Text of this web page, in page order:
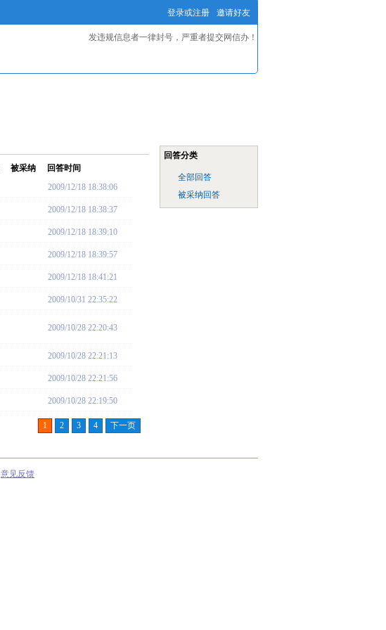
登录或注册 邀请好友
发违规信息者一律封号，严重者提交网信办！
被采纳 回答时间
2009/12/18 18:38:06
2009/12/18 18:38:37
2009/12/18 18:39:10
2009/12/18 18:39:57
2009/12/18 18:41:21
2009/10/31 22:35:22
2009/10/28 22:20:43
2009/10/28 22:21:13
2009/10/28 22:21:56
2009/10/28 22:19:50
1 2 3 4 下一页
回答分类
全部回答
被采纳回答
意见反馈